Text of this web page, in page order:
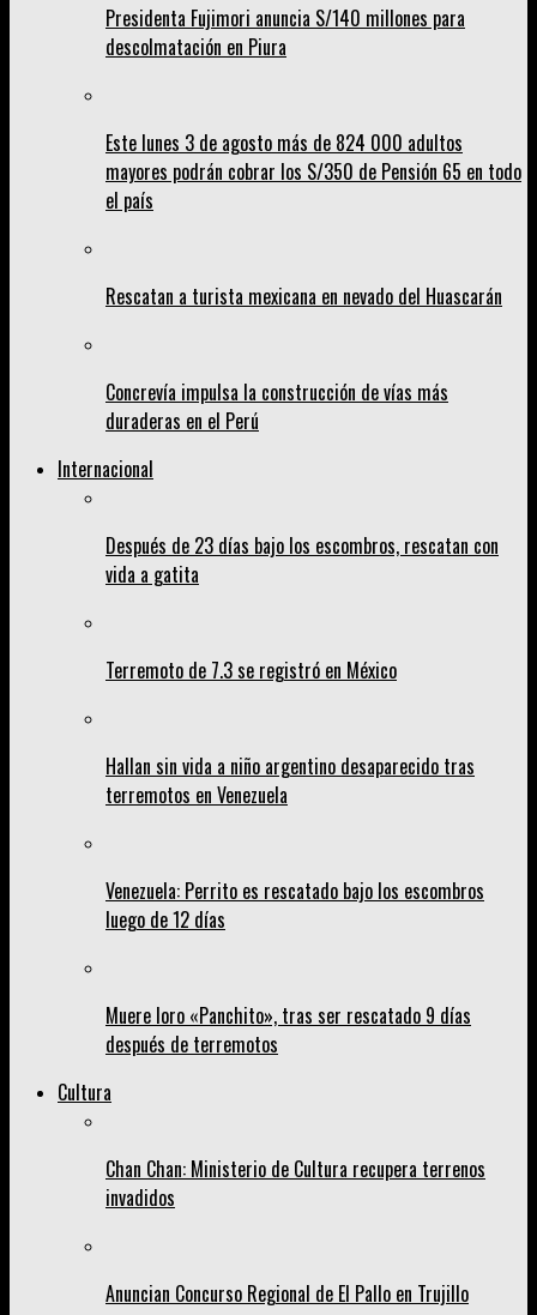
Presidenta Fujimori anuncia S/140 millones para
descolmatación en Piura
Este lunes 3 de agosto más de 824 000 adultos
mayores podrán cobrar los S/350 de Pensión 65 en todo
el país
Rescatan a turista mexicana en nevado del Huascarán
Concrevía impulsa la construcción de vías más
duraderas en el Perú
Internacional
Después de 23 días bajo los escombros, rescatan con
vida a gatita
Terremoto de 7.3 se registró en México
Hallan sin vida a niño argentino desaparecido tras
terremotos en Venezuela
Venezuela: Perrito es rescatado bajo los escombros
luego de 12 días
Muere loro «Panchito», tras ser rescatado 9 días
después de terremotos
Cultura
Chan Chan: Ministerio de Cultura recupera terrenos
invadidos
Anuncian Concurso Regional de El Pallo en Trujillo